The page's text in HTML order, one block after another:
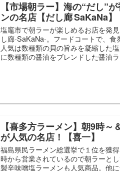
【市場朝ラー】海の“だし”
ンの名店【だし廊 SaKaNa】
塩竈市で朝ラーが楽しめるお店を発
し廊-SaKaNa-。フードコートで、食
人気は数種類の貝の旨みを凝縮した
に数種類の醤油をブレンドした醤油ラ
【喜多方ラーメン】朝9時
が人気の名店！【喜一】
福島県民ラーメン総選挙で１位を獲
時から営業されているので朝ラーと
製辛味噌塩ラーメンも人気商品。他